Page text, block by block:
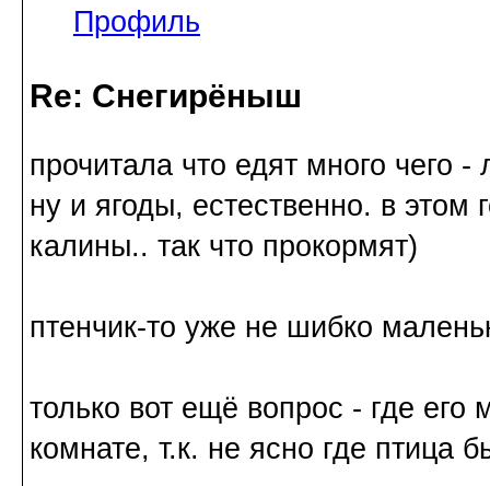
Профиль
Re: Снегирёныш
прочитала что едят много чего
ну и ягоды, естественно. в
калины.. так что прокормят)
птенчик-то уже не шибко
только вот ещё вопрос - где
комнате, т.к. не ясно где птица